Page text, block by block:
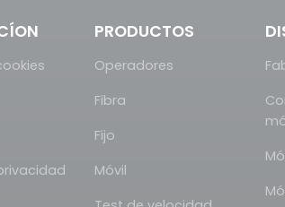
PRODUCTOS
Operadores
Fibra
Fijo
Móvil